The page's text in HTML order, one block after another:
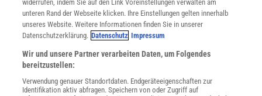
Alle Artikel
Impressum
Angebote für Schulen
Angebote für Institutionen
Sprachen lernen mit Gymglish
widerrufen, indem Sie auf den Link Voreinstellungen verwalten am
unteren Rand der Webseite klicken. Ihre Einstellungen gelten innerhalb
unseres Website. Weitere Informationen finden Sie in unserer
Datenschutzerklärung. Datenschutz Impressum
Wir und unsere Partner verarbeiten Daten, um Folgendes
bereitzustellen:
Verwendung genauer Standortdaten. Endgeräteeigenschaften zur
Identifikation aktiv abfragen. Speichern von oder Zugriff auf